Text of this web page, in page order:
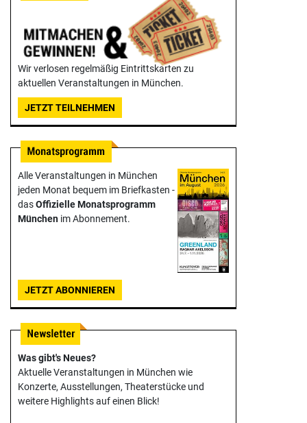
Wir verlosen regelmäßig Eintrittskarten zu
aktuellen Veranstaltungen in München.
JETZT TEILNEHMEN
Alle Veranstaltungen in München
jeden Monat bequem im Briefkasten -
dasOffizielle Monats­programm
München im Abonnement.
JETZT ABONNIEREN
Was gibt's Neues?
Aktuelle Veranstaltungen in München wie
Konzerte, Ausstellungen, Theater­stücke und
weitere Highlights auf einen Blick!